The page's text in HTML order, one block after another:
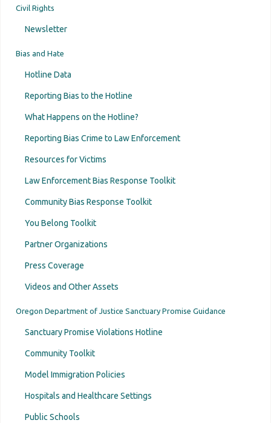
Civil Rights
Newsletter
Bias and Hate
Hotline Data
Reporting Bias to the Hotline
What Happens on the Hotline?
Reporting Bias Crime to Law Enforcement
Resources for Victims
Law Enforcement Bias Response Toolkit
Community Bias Response Toolkit
You Belong Toolkit
Partner Organizations
Press Coverage
Videos and Other Assets
Oregon Department of Justice Sanctuary Promise Guidance
Sanctuary Promise Violations Hotline
Community Toolkit
Model Immigration Policies
Hospitals and Healthcare Settings
Public Schools